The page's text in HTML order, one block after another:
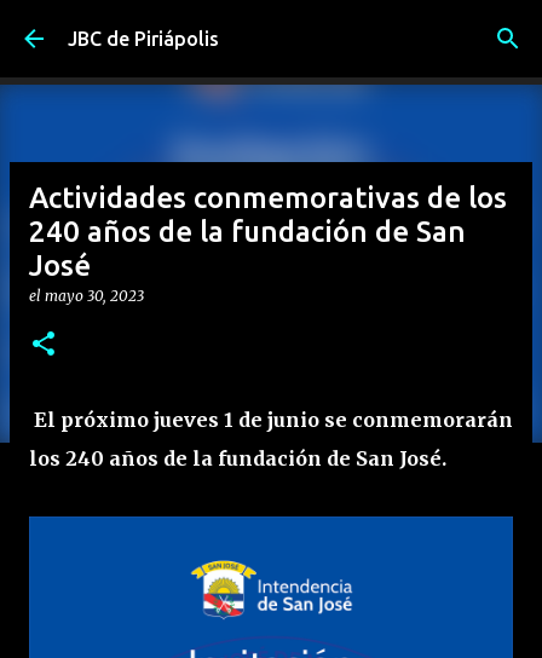
Ir al contenido principal
JBC de Piriápolis
Actividades conmemorativas de los
240 años de la fundación de San
José
el mayo 30, 2023
El próximo jueves 1 de junio se conmemorarán
los 240 años de la fundación de San José.